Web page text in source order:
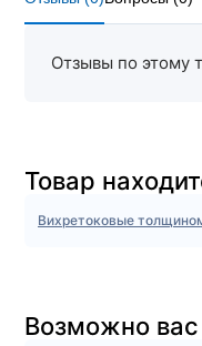
Отзывы по этому
Товар
Вихретоковые
Возможно вас